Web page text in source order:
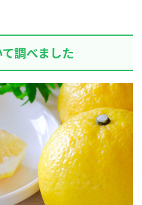
調べました